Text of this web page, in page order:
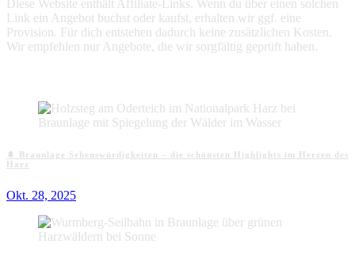
Diese Website enthält Affiliate-Links. Wenn du über einen solchen
Link ein Angebot buchst oder kaufst, erhalten wir ggf. eine
Provision. Für dich entstehen dadurch keine zusätzlichen Kosten.
Wir empfehlen nur Angebote, die wir sorgfältig geprüft haben.
🌲 Braunlage Sehenswürdigkeiten – die schönsten Highlights im Herzen des
Harz
Okt. 28, 2025